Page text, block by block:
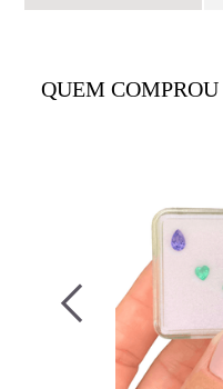
QUEM COMPROU